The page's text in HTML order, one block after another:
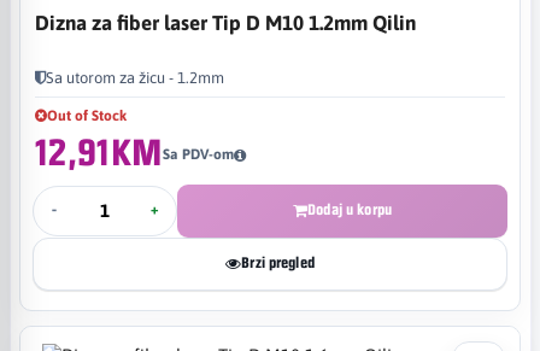
Dizna za fiber laser Tip D M10 1.2mm Qilin
Sa utorom za žicu - 1.2mm
Out of Stock
12,91KMSa PDV-om
- + Dodaj u korpu
Brzi pregled